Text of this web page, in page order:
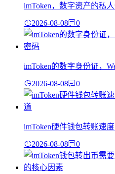
imToken，数字资产的私
2026-08-08 0
imToken的数字身份证，
2026-08-08 0
imToken硬件钱包转账速
2026-08-08 0